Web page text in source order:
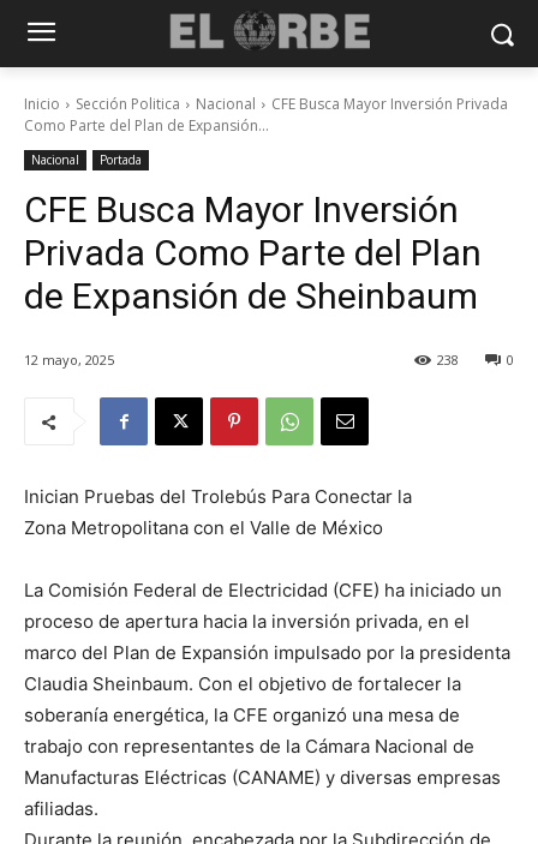
Inicio Sección Politica Nacional
CFE Busca Mayor Inversión Privada
Como Parte del Plan de Expansión...
Nacional Portada
CFE Busca Mayor Inversión
Privada Como Parte del Plan
de Expansión de Sheinbaum
12 mayo, 2025 0
238
Inician Pruebas del Trolebús Para Conectar la
Zona Metropolitana con el Valle de México
La Comisión Federal de Electricidad (CFE) ha iniciado un
proceso de apertura hacia la inversión privada, en el
marco del Plan de Expansión impulsado por la presidenta
Claudia Sheinbaum. Con el objetivo de fortalecer la
soberanía energética, la CFE organizó una mesa de
trabajo con representantes de la Cámara Nacional de
Manufacturas Eléctricas (CANAME) y diversas empresas
afiliadas.